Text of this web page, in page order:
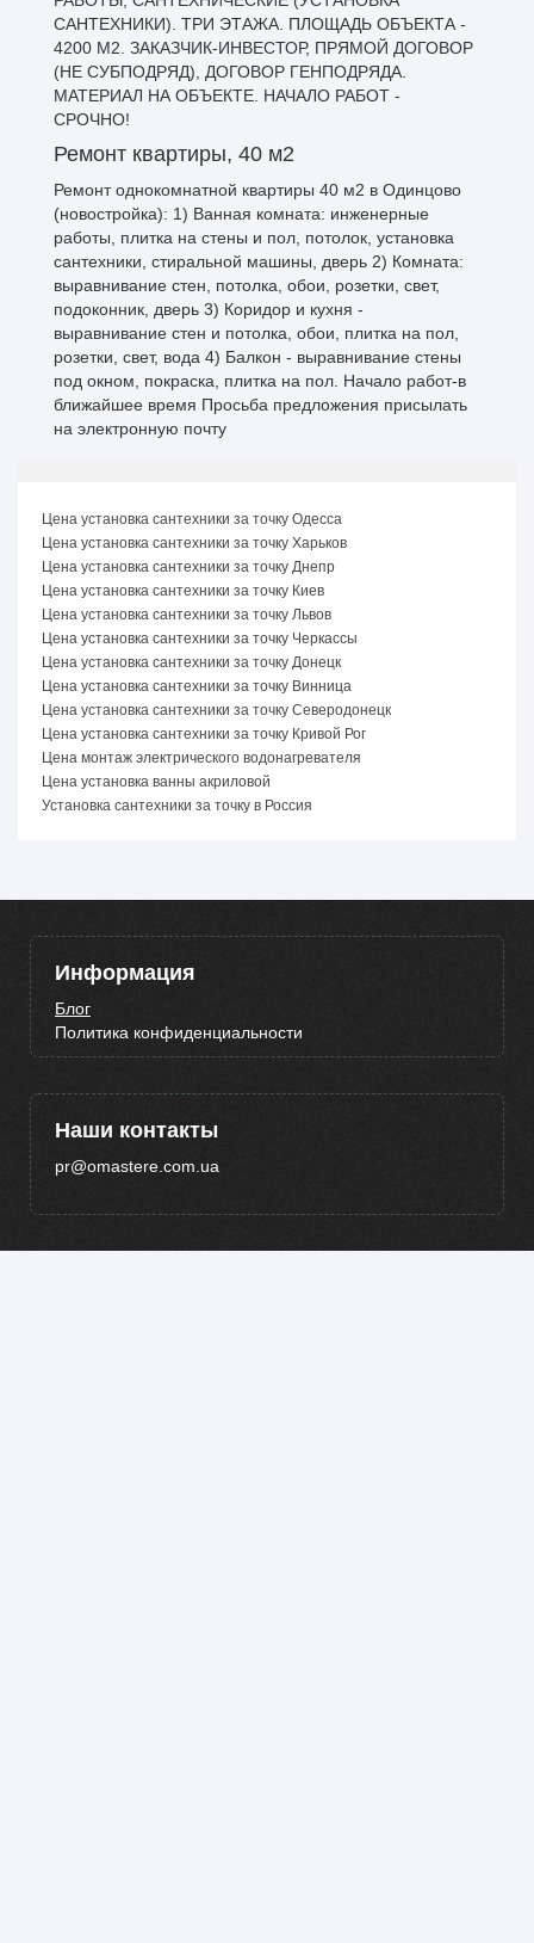
САНТЕХНИКИ). ТРИ ЭТАЖА. ПЛОЩАДЬ ОБЪЕКТА -
4200 М2. ЗАКАЗЧИК-ИНВЕСТОР, ПРЯМОЙ ДОГОВОР
(НЕ СУБПОДРЯД), ДОГОВОР ГЕНПОДРЯДА.
МАТЕРИАЛ НА ОБЪЕКТЕ. НАЧАЛО РАБОТ -
СРОЧНО!
Ремонт квартиры, 40 м2
Ремонт однокомнатной квартиры 40 м2 в Одинцово
(новостройка): 1) Ванная комната: инженерные
работы, плитка на стены и пол, потолок, установка
сантехники, стиральной машины, дверь 2) Комната:
выравнивание стен, потолка, обои, розетки, свет,
подоконник, дверь 3) Коридор и кухня -
выравнивание стен и потолка, обои, плитка на пол,
розетки, свет, вода 4) Балкон - выравнивание стены
под окном, покраска, плитка на пол. Начало работ-в
ближайшее время Просьба предложения присылать
на электронную почту
Цена установка сантехники за точку Одесса
Цена установка сантехники за точку Харьков
Цена установка сантехники за точку Днепр
Цена установка сантехники за точку Киев
Цена установка сантехники за точку Львов
Цена установка сантехники за точку Черкассы
Цена установка сантехники за точку Донецк
Цена установка сантехники за точку Винница
Цена установка сантехники за точку Северодонецк
Цена установка сантехники за точку Кривой Рог
Цена монтаж электрического водонагревателя
Цена установка ванны акриловой
Установка сантехники за точку в Россия
Информация
Блог
Политика конфиденциальности
Наши контакты
pr@omastere.com.ua